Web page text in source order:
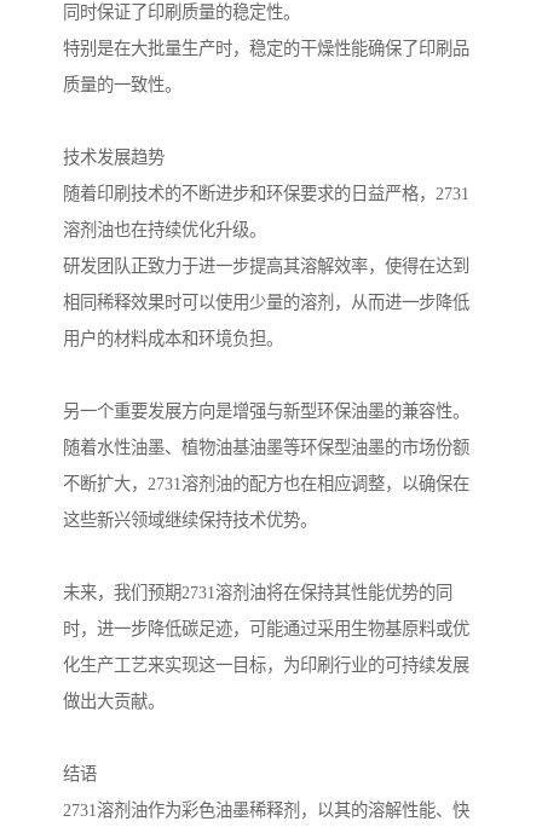
同时保证了印刷质量的稳定性。
特别是在大批量生产时，稳定的干燥性能确保了印刷品
质量的一致性。
技术发展趋势
随着印刷技术的不断进步和环保要求的日益严格，2731
溶剂油也在持续优化升级。
研发团队正致力于进一步提高其溶解效率，使得在达到
相同稀释效果时可以使用少量的溶剂，从而进一步降低
用户的材料成本和环境负担。
另一个重要发展方向是增强与新型环保油墨的兼容性。
随着水性油墨、植物油基油墨等环保型油墨的市场份额
不断扩大，2731溶剂油的配方也在相应调整，以确保在
这些新兴领域继续保持技术优势。
未来，我们预期2731溶剂油将在保持其性能优势的同
时，进一步降低碳足迹，可能通过采用生物基原料或优
化生产工艺来实现这一目标，为印刷行业的可持续发展
做出大贡献。
结语
2731溶剂油作为彩色油墨稀释剂，以其的溶解性能、快